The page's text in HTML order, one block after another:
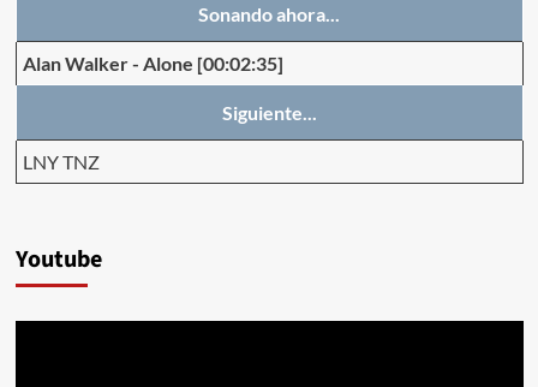
Sonando ahora...
Alan Walker- Alone [00:02:35]
Siguiente...
LNY TNZ
Youtube